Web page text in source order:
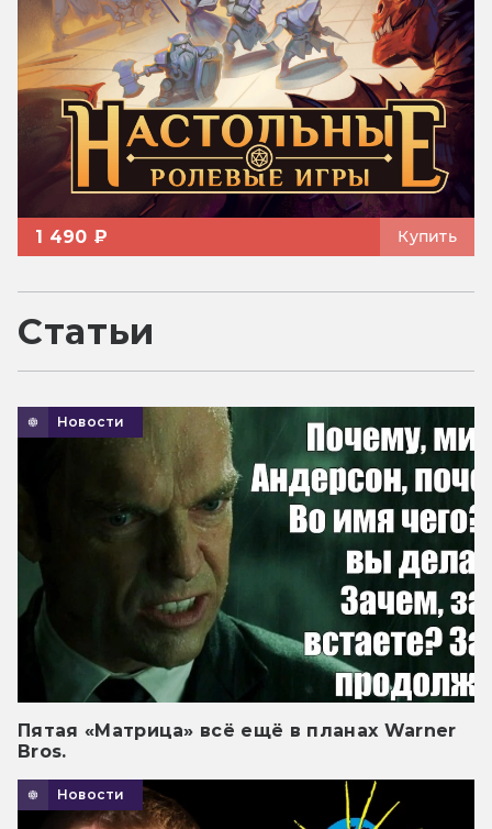
1 490 ₽ Купить
Статьи
Новости
Пятая «Матрица» всё ещё в планах Warner
Bros.
Новости